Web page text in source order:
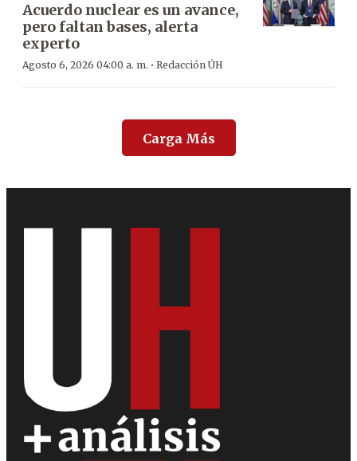
Acuerdo nuclear es un avance,
pero faltan bases, alerta
experto
Agosto 6, 2026 04:00 a. m. · Redacción ÚH
Carga Más